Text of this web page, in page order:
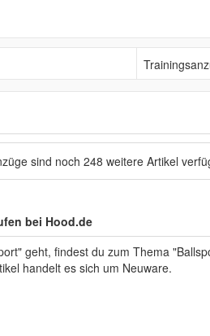
sind noch 248 weitere Artikel
bei Hood.de
geht, findest du zum Thema
handelt es sich um Neuware.